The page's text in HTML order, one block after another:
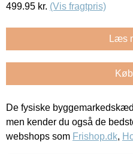
499.95 kr. (Vis fragtpris)
Læs
De fysiske
men kender du også de
webshops som Frishop.dk,